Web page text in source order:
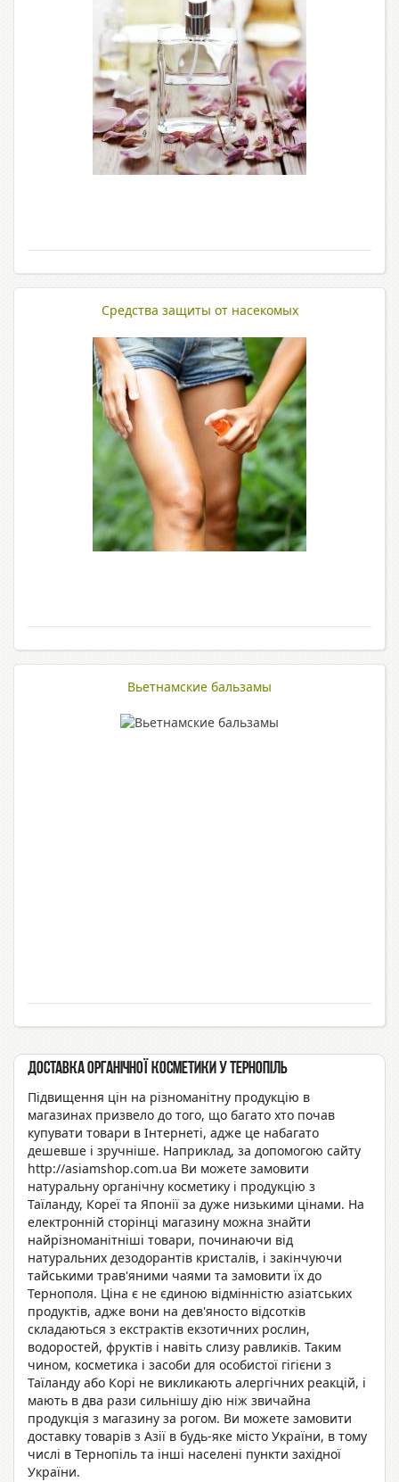
Средства защиты от насекомых
Вьетнамские бальзамы
Доставка органічної косметики у Тернопіль
Підвищення цін на різноманітну продукцію в
магазинах призвело до того, що багато хто почав
купувати товари в Інтернеті, адже це набагато
дешевше і зручніше. Наприклад, за допомогою сайту
http://asiamshop.com.ua Ви можете замовити
натуральну органічну косметику і продукцію з
Таїланду, Кореї та Японії за дуже низькими цінами. На
електронній сторінці магазину можна знайти
найрізноманітніші товари, починаючи від
натуральних дезодорантів кристалів, і закінчуючи
тайськими трав'яними чаями та замовити їх до
Тернополя. Ціна є не єдиною відмінністю азіатських
продуктів, адже вони на дев'яносто відсотків
складаються з екстрактів екзотичних рослин,
водоростей, фруктів і навіть слизу равликів. Таким
чином, косметика і засоби для особистої гігієни з
Таїланду або Корі не викликають алергічних реакцій, і
мають в два рази сильнішу дію ніж звичайна
продукція з магазину за рогом. Ви можете замовити
доставку товарів з Азії в будь-яке місто України, в тому
числі в Тернопіль та інші населені пункти західної
України.